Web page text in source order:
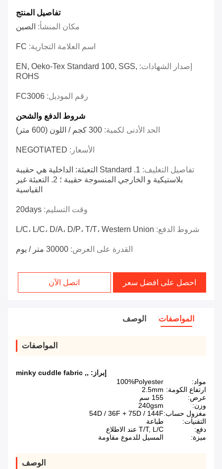
تفاصيل المنتج
مكان المنشأ: الصين
اسم العلامة التجارية: FC
إصدار الشهادات: EN, Oeko-Tex Standard 100, SGS,
ROHS
رقم الموديل: FC3006
شروط الدفع والشحن
الحد الأدنى لكمية: 300 كجم / اللون (600 متر)
الأسعار: NEGOTIATED
تفاصيل التغليف:
1. Standard التعبئة: الداخلية هي حقيبة
بلاستيكية و الخارجي المنسوجة حقيبة ؛ 2. التعبئة غير
القياسية
وقت التسليم: 20days
شروط الدفع: L/C، L/C، D/A، D/P، T/T، Western Union
القدرة على العرض: 30000 متر / يوم
احصل على افضل سعر اتصل الآن
المواصفات الوصف
المواصفات
إبراز: ,
,
minky cuddle fabric
مواد:
100%Polyester
ارتفاع الكومة: 2.5mm
عرض:
155 سم
وزن:
240gsm
مغزول حساب:54D / 36F + 75D / 144F
التقنيات:
طباعة
دفع:
T/T, L/C عند الاطلاع
ميزة:
المسيل للدموع مقاومة
الوصف